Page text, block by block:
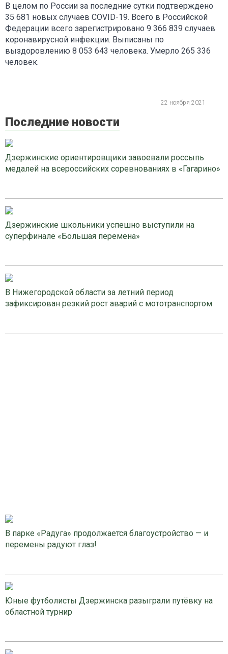
В целом по России за последние сутки подтверждено
35 681 новых случаев COVID-19. Всего в Российской
Федерации всего зарегистрировано 9 366 839 случаев
коронавирусной инфекции. Выписаны по
выздоровлению 8 053 643 человека. Умерло 265 336
человек.
22 ноября 2021
Последние новости
Дзержинские ориентировщики завоевали россыпь
медалей на всероссийских соревнованиях в «Гагарино»
Дзержинские школьники успешно выступили на
суперфинале «Большая перемена»
В Нижегородской области за летний период
зафиксирован резкий рост аварий с мототранспортом
В парке «Радуга» продолжается благоустройство — и
перемены радуют глаз!
Юные футболисты Дзержинска разыграли путёвку на
областной турнир